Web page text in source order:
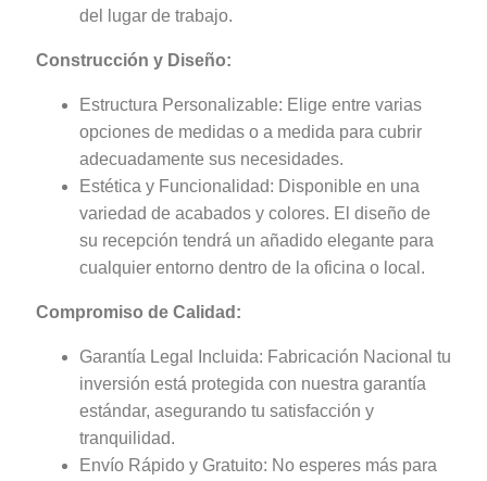
del lugar de trabajo.
Construcción y Diseño:
Estructura Personalizable: Elige entre varias
opciones de medidas o a medida para cubrir
adecuadamente sus necesidades.
Estética y Funcionalidad: Disponible en una
variedad de acabados y colores. El diseño de
su recepción tendrá un añadido elegante para
cualquier entorno dentro de la oficina o local.
Compromiso de Calidad:
Garantía Legal Incluida: Fabricación Nacional tu
inversión está protegida con nuestra garantía
estándar, asegurando tu satisfacción y
tranquilidad.
Envío Rápido y Gratuito: No esperes más para